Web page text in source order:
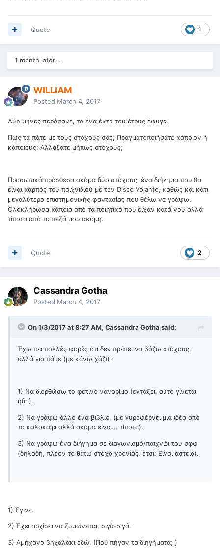
1
Quote
1 month later...
WILLIAM
Posted March 4, 2017
Δύο μήνες περάσανε, το ένα έκτο του έτους έφυγε.
Πως τα πάτε με τους στόχους σας; Πραγματοποιήσατε κάποιον ή
κάποιους; Αλλάξατε μήπως στόχους;
Προσωπικά πρόσθεσα ακόμα δύο στόχους, ένα διήγημα που θα
είναι καρπός του παιχνιδιού με τον Disco Volante, καθώς και κάτι
μεγαλύτερο επιστημονικής φαντασίας που θέλω να γράψω.
Ολοκλήρωσα κάποια από τα ποιητικά που είχαν κατά νου αλλά
τίποτα από τα πεζά μου ακόμη.
2
Quote
Cassandra Gotha
Posted March 4, 2017
On 1/3/2017 at 8:27 AM, Cassandra Gotha said:
Έχω πει πολλές φορές ότι δεν πρέπει να βάζω στόχους,
αλλά για πάμε (με κάνω χάζι) :
1) Να διορθώσω το φετινό νανορίμο (εντάξει, αυτό γίνεται
ήδη).
2) Να γράψω άλλο ένα βιβλίο, (με γυροφέρνει μια ιδέα από
το καλοκαίρι αλλά ακόμα είναι... τίποτα).
3) Να γράψω ένα διήγημα σε διαγωνισμό/παιχνίδι του σφφ
(δηλαδή, πλέον το θέτω στόχο χρονιάς, έτσι; Είναι αστείο).
1) Έγινε.
2) Έχει αρχίσει να ζυμώνεται, σιγά-σιγά.
3) Αμήχανο βηχαλάκι εδώ. (Πού πήγαν τα διηγήματα; )